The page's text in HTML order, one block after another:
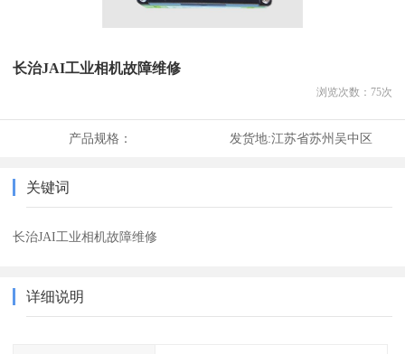
长治JAI工业相机故障维修
浏览次数： 75次
产品规格： 发货地:江苏省苏州吴中区
关键词
长治JAI工业相机故障维修
详细说明